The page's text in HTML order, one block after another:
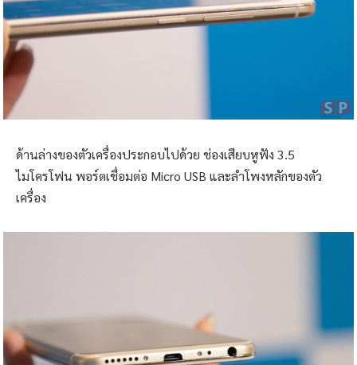
ด้านล่างของตัวเครื่องประกอบไปด้วย ช่องเสียบหูฟัง 3.5
ไมโครโฟน พอร์ตเชื่อมต่อ Micro USB และลำโพงหลักของตัว
เครื่อง